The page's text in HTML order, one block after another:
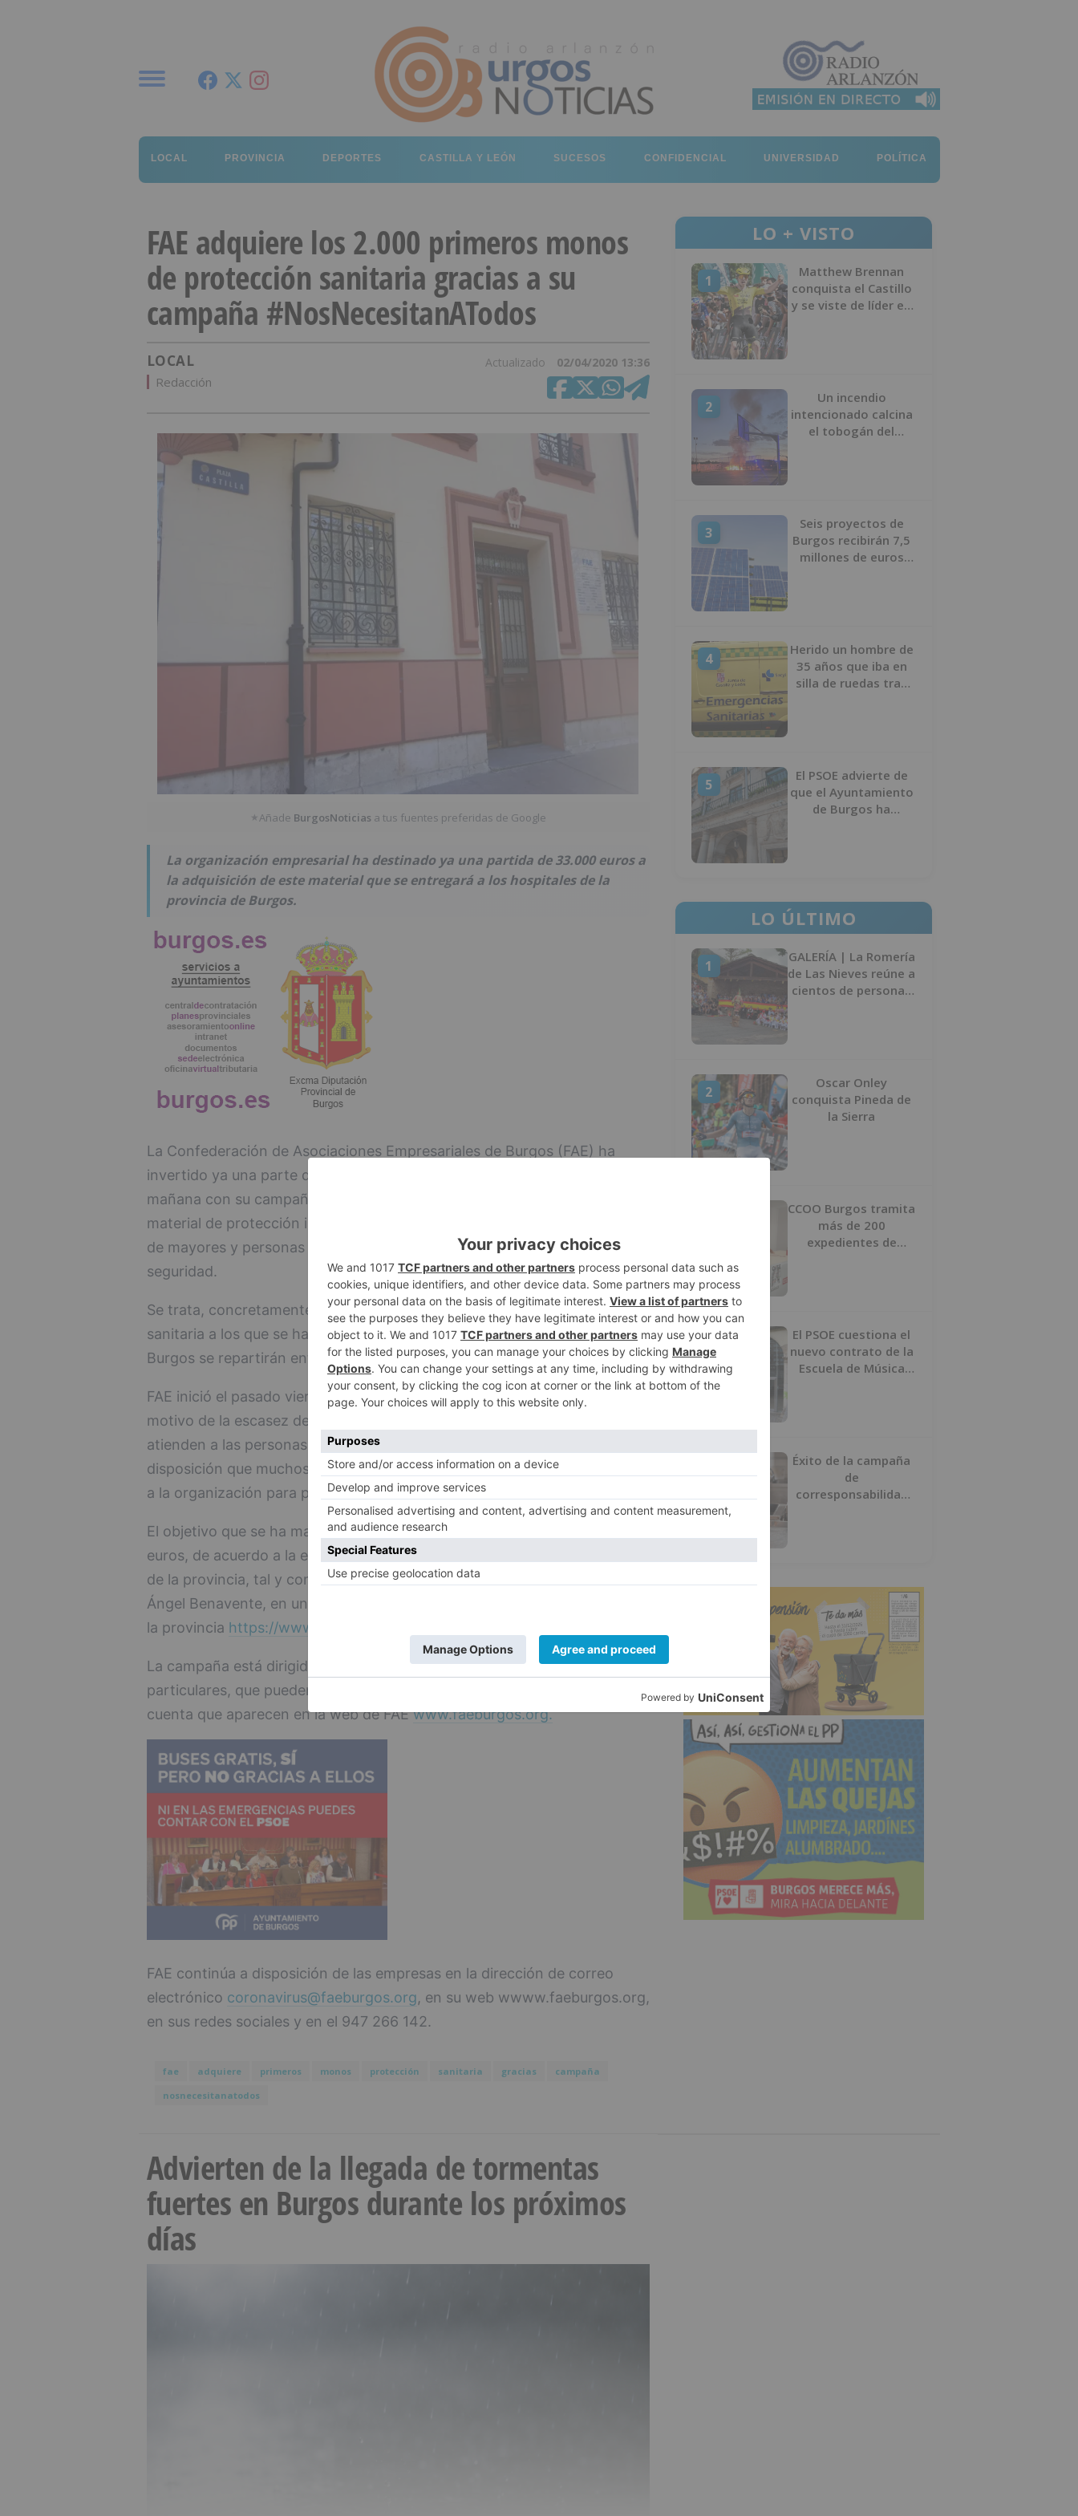
LOCAL PROVINCIA DEPORTES CASTILLA Y LEÓN SUCESOS CONFIDENCIAL UNIVERSIDAD POLÍTICA
FAE adquiere los 2.000 primeros monos
de protección sanitaria gracias a su
campaña #NosNecesitanATodos
LOCAL Actualizado 02/04/2020 13:36
Redacción
★Añade BurgosNoticias a tus fuentes preferidas de Google
La organización empresarial ha destinado ya una partida de 33.000 euros a
la adquisición de este material que se entregará a los hospitales de la
provincia de Burgos.
La Confederación de Asociaciones Empresariales de Burgos (FAE) ha
invertido ya una parte de los 143.172 euros recaudados hasta esta
mañana con su campaña #NosNecesiranATodos para la adquisición de
material de protección individual (EPI´s) destinado a hospitales, centros
de mayores y personas dependientes, así como a las fuerzas de
seguridad.
Se trata, concretamente, de la adquisición de 2.000 monos de protección
sanitaria a los que se han dedicado 32. 760 euros y que cuando lleguen a
Burgos se repartirán entre los hospitales de la provincia.
FAE inició el pasado viernes su campaña #NosNecesitanATodos con
motivo de la escasez de material de protección para los profesionales que
atienden a las personas infectadas, e impulsada por la preocupación y
disposición que muchos de los empresarios burgaleses habían trasmitido
a la organización para poder ayudar a paliar esta situación.
El objetivo que se ha marcado FAE es alcanzar entre todos los 500.000
euros, de acuerdo a la estimación de necesidades de hospitales y centros
de la provincia, tal y como explica el presidente de la organización, Miguel
Ángel Benavente, en un vídeo en el que se dirige al tejido empresarial de
la provincia https://www.youtube.com/watch?v=WvGs7RfkL8o&t=43s
La campaña está dirigida fundamentalmente a empresas, pero también a
particulares, que pueden realizar sus aportaciones en los números de
cuenta que aparecen en la web de FAEwww.faeburgos.org.
FAE continúa a disposición de las empresas en la dirección de correo
electrónico coronavirus@faeburgos.org, en su web wwww.faeburgos.org,
en sus redes sociales y en el 947 266 142.
fae adquiere primeros monos protección sanitaria gracias
campaña
nosnecesitanatodos
LO + VISTO
1
Matthew Brennan
conquista el Castillo
y se viste de líder en
2
Un incendio
intencionado calcina
el tobogán del
3
Seis proyectos de
Burgos recibirán 7,5
millones de euros
4
Herido un hombre de
35 años que iba en
silla de ruedas tras
5
El PSOE advierte de
que el Ayuntamiento
de Burgos ha
LO ÚLTIMO
1
GALERÍA | La Romería
de Las Nieves reúne a
cientos de personas
2
Oscar Onley
conquista Pineda de
la Sierra
CCOO Burgos tramita
más de 200
expedientes de
4
El PSOE cuestiona el
nuevo contrato de la
Escuela de Música
Éxito de la campaña
de
corresponsabilidad
Advierten de la llegada de tormentas
fuertes en Burgos durante los próximos
días